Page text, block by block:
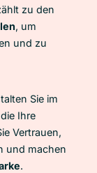
zu den
, um
und zu
Sie im
Ihre
Vertrauen,
und machen
.